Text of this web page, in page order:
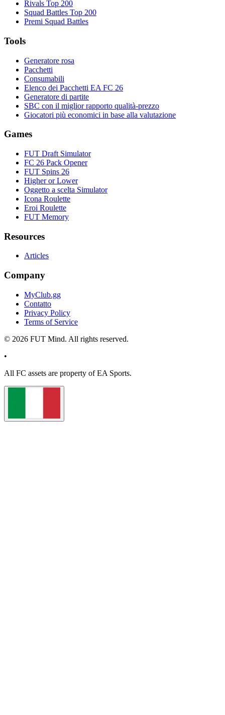
Rivals Top 200
Squad Battles Top 200
Premi Squad Battles
Tools
Generatore rosa
Pacchetti
Consumabili
Elenco dei Pacchetti EA FC 26
Generatore di partite
SBC con il miglior rapporto qualità-prezzo
Giocatori più economici in base alla valutazione
Games
FUT Draft Simulator
FC 26 Pack Opener
FUT Spins 26
Higher or Lower
Oggetto a scelta Simulator
Icona Roulette
Eroi Roulette
FUT Memory
Resources
Articles
Company
MyClub.gg
Contatto
Privacy Policy
Terms of Service
© 2026 FUT Mind. All rights reserved.
•
All FC assets are property of EA Sports.